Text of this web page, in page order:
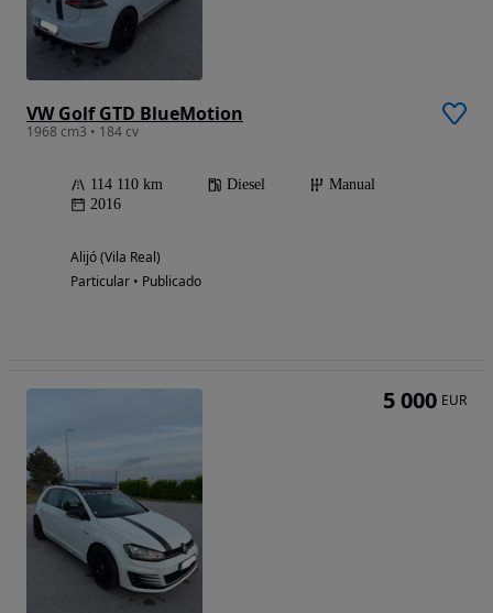
VW Golf GTD BlueMotion
1968 cm3 • 184 cv
114 110 km Diesel
Manual
2016
Alijó (Vila Real)
Particular • Publicado
5 000 EUR